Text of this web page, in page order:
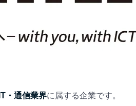
IT・通信業界に属する企業です。